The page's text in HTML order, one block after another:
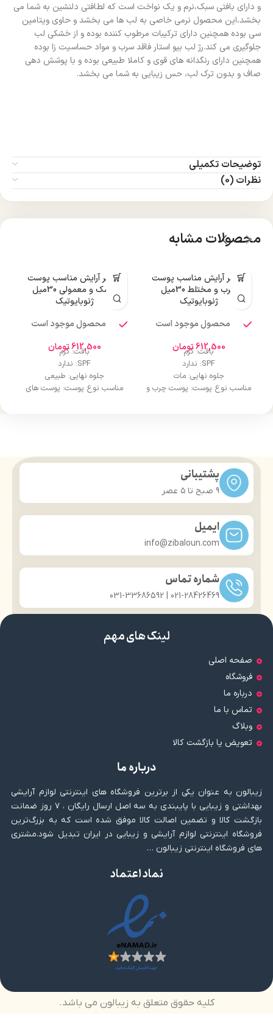
و دارای بافتی سبک،نرم و یک نواخت است که لطافتی دلنشین به شما می
بخشد،این محصول نرمی خاصی به لب ها می بخشد و حاوی ویتامین
سی بوده همچنین دارای ترکیبات مرطوب کننده بوده و از خشکی لب
جلوگیری می کند.رژ لب بیو استار فاقد سرب و مواد حساسیت زا بوده
همچنین دارای رنگدانه های قوی و کاملا طبیعی بوده و با پوشش دهی
صاف و بدون ترک لب، حس زیبایی به شما می بخشد.
توضیحات تکمیلی
نظرات (0)
محصولات مشابه
پرایمر آرایش مناسب پوست
چرب و مختلط 30میل
ژنوبایوتیک
محصول موجود است
612,500تومانبافت: کرم
SPF: ندارد
جلوه نهایی: مات
مناسب نوع پوست: پوست چرب و
ویتامین E
کاربرد: استفاده روزانه، مهمانی
حجم: 30 میلی لیتر
نوع محفظه نگهدارنده: تیوپی
کشور مبدا برند: ایران
پرایمر آرایش مناسب پوست
خشک و معمولی 30میل
ژنوبایوتیک
محصول موجود است
612,500تومانبافت: کرم
SPF: ندارد
جلوه نهایی: طبیعی
مناسب نوع پوست: پوست های
E
پشتیبانی
9 صبح تا ۵ عصر
ایمیل
info@zibaloun.com
شماره تماس
021-28426469 | 031-33686592
لینک های مهم
صفحه اصلی
فروشگاه
درباره ما
تماس با ما
وبلاگ
تعویض یا بازگشت کالا
درباره ما
زیبالون به عنوان یکی از برترین فروشگاه های اینترنتی لوازم آرایشی
بهداشتی و زیبایی با پایبندی به سه اصل ارسال رایگان ، ۷ روز ضمانت
بازگشت کالا و تضمین اصالت کالا موفق شده است که به بزرگ‌ترین
فروشگاه اینترنتی لوازم آرایشی و زیبایی در ایران تبدیل شود.مشتری
های فروشگاه اینترنتی زیبالون …
نماد اعتماد
کلیه حقوق متعلق به زیبالون می باشد.